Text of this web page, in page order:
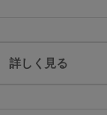
詳しく見る